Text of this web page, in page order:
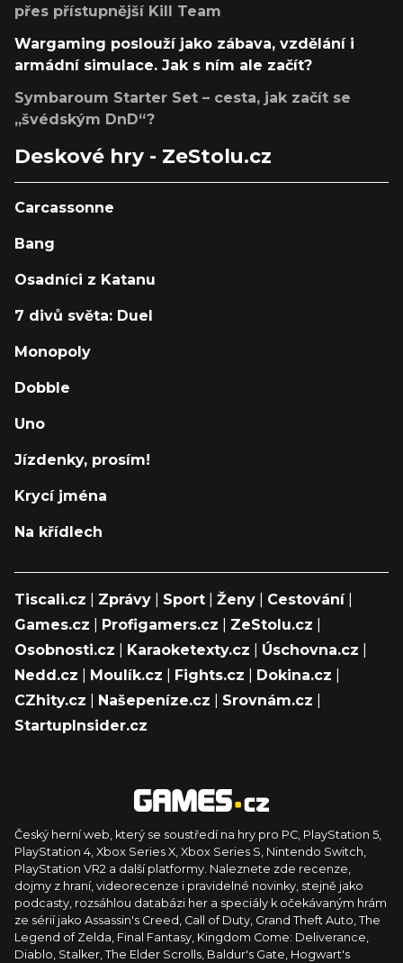
přes přístupnější Kill Team
Wargaming poslouží jako zábava, vzdělání i
armádní simulace. Jak s ním ale začít?
Symbaroum Starter Set – cesta, jak začít se
„švédským DnD“?
Deskové hry - ZeStolu.cz
Carcassonne
Bang
Osadníci z Katanu
7 divů světa: Duel
Monopoly
Dobble
Uno
Jízdenky, prosím!
Krycí jména
Na křídlech
Tiscali.cz Zprávy Sport Ženy Cestování|
Games.cz
Profigamers.cz ZeStolu.cz
Osobnosti.cz
Karaoketexty.cz Úschovna.cz
Nedd.cz
Moulík.cz Fights.cz Dokina.cz
CZhity.cz
Našepeníze.cz Srovnám.cz
StartupInsider.cz
Český herní web, který se soustředí na hry pro PC, PlayStation 5,
PlayStation 4, Xbox Series X, Xbox Series S, Nintendo Switch,
PlayStation VR2 a další platformy. Naleznete zde recenze,
dojmy z hraní, videorecenze i pravidelné novinky, stejně jako
podcasty, rozsáhlou databázi her a speciály k očekávaným hrám
ze sérií jako Assassin's Creed, Call of Duty, Grand Theft Auto, The
Legend of Zelda, Final Fantasy, Kingdom Come: Deliverance,
Diablo, Stalker, The Elder Scrolls, Baldur's Gate, Hogwart's